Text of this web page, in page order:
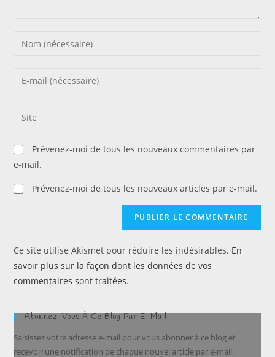
Enter
Enter
address
comment
Saisir
de
votre
(facultatif)
Prévenez-moi de tous les nouveaux commentaires par
e-mail.
Prévenez-moi de tous les nouveaux articles par e-mail.
Ce site utilise Akismet pour réduire les indésirables. En
savoir plus sur la façon dont les données de vos
commentaires sont traitées.
Abonnez-Vous À Ce Blog Par E-Mail.
Saisissez votre adresse e-mail pour vous abonner à ce blog et
recevoir une notification de chaque nouvel article par e-mail.